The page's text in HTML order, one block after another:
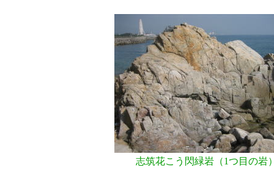
志筑花こう閃緑岩（1つ目の岩